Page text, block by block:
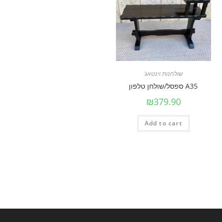
שולחנות וינטאג'
A35 ספסל/שולחן טלפון
₪379.90
Add to cart